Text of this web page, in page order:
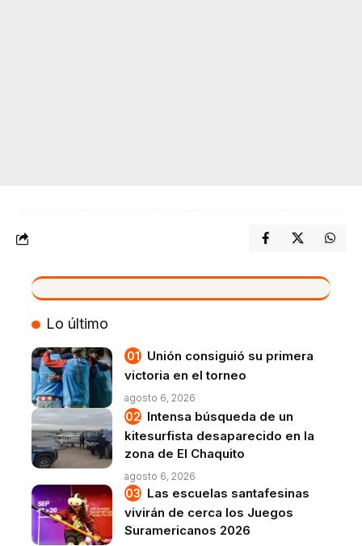
VIVO
Lo último
Unión consiguió su primera
victoria en el torneo
agosto 6, 2026
Intensa búsqueda de un
kitesurfista desaparecido en la
zona de El Chaquito
agosto 6, 2026
Las escuelas santafesinas
vivirán de cerca los Juegos
Suramericanos 2026